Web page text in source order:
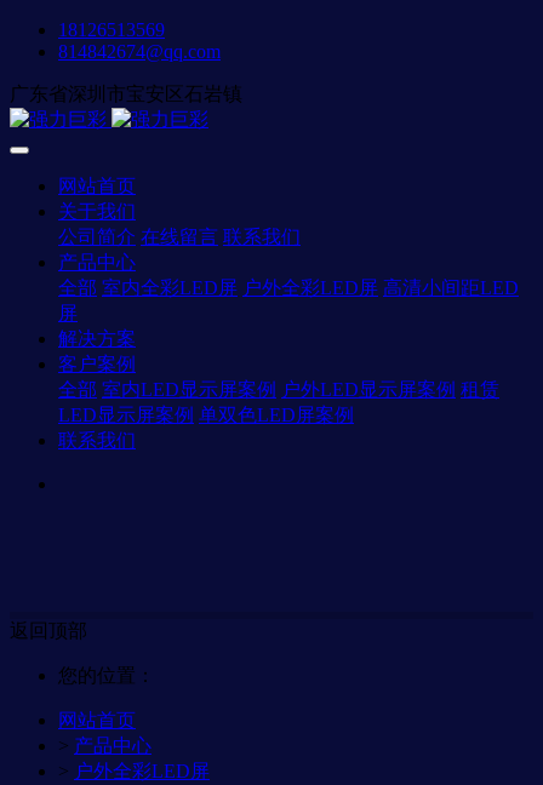
18126513569
814842674@qq.com
广东省深圳市宝安区石岩镇
网站首页
关于我们
公司简介 在线留言 联系我们
产品中心
全部 室内全彩LED屏 户外全彩LED屏 高清小间距LED
屏
解决方案
客户案例
全部 室内LED显示屏案例 户外LED显示屏案例 租赁
LED显示屏案例 单双色LED屏案例
联系我们
返回顶部
您的位置：
网站首页
> 产品中心
> 户外全彩LED屏